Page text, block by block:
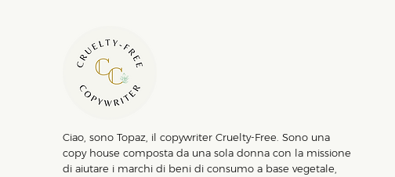
Ciao, sono Topaz, il copywriter Cruelty-Free. Sono una
copy house composta da una sola donna con la missione
di aiutare i marchi di beni di consumo a base vegetale,